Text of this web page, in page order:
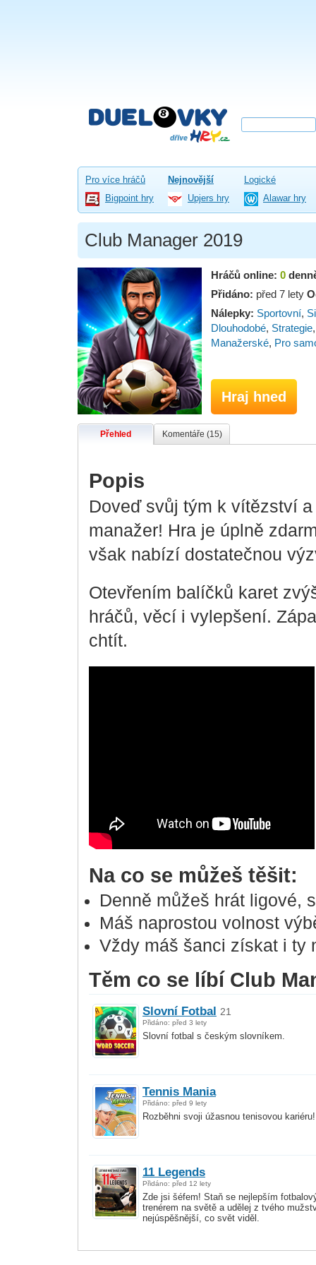
Pro více hráčů Nejnovější
Logické
Bigpoint hry
Upjers hry Alawar hry
Club Manager 2019
Hráčů online: 0
Přidáno: před 7 lety
Nálepky: Sportovní,
Dlouhodobé, Strategie
Manažerské, Pro
Hraj hned
Přehled Komentáře (15)
Popis
Doveď svůj tým k vítězství
manažer! Hra je úplně
však nabízí dostatečnou
Otevřením balíčků karet
hráčů, věcí i vylepšení.
chtít.
Na co se můžeš těšit:
Denně můžeš hrát ligové,
Máš naprostou volnost
Vždy máš šanci získat i ty
Těm co se líbí Club
Slovní Fotbal 21
Přidáno: před 3 lety
Slovní fotbal s českým slovníkem.
Tennis Mania
Přidáno: před 9 lety
Rozběhni svoji úžasnou tenisovou kariéru!
11 Legends
Přidáno: před 12 lety
Zde jsi šéfem! Staň se nejlepším
trenérem na světě a udělej z tvého
nejúspěšnější, co svět viděl.